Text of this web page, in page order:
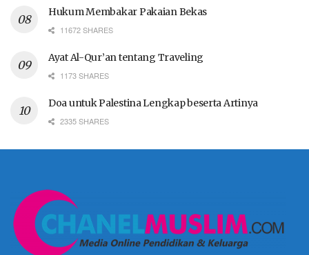
Hukum Membakar Pakaian Bekas
11672 SHARES
Ayat Al-Qur’an tentang Traveling
1173 SHARES
Doa untuk Palestina Lengkap beserta Artinya
2335 SHARES